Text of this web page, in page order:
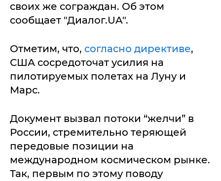
своих же сограждан. Об этом
сообщает "Диалог.UA".
Отметим, что, согласно директиве,
США сосредоточат усилия на
пилотируемых полетах на Луну и
Марс.
Документ вызвал потоки “желчи” в
России, стремительно теряющей
передовые позиции на
международном космическом рынке.
Так, первым по этому поводу